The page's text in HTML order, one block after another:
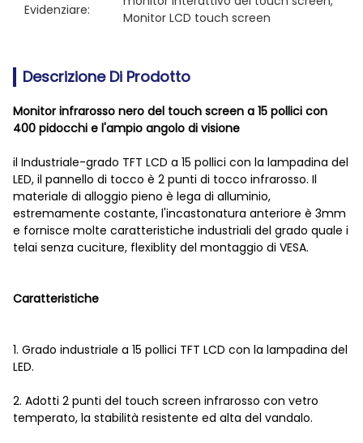
Evidenziare:
Monitor LCD touch screen
Descrizione Di Prodotto
Monitor infrarosso nero del touch screen a 15 pollici con
400 pidocchi e l'ampio angolo di visione
il Industriale-grado TFT LCD a 15 pollici con la lampadina del
LED, il pannello di tocco è 2 punti di tocco infrarosso. Il
materiale di alloggio pieno è lega di alluminio,
estremamente costante, l'incastonatura anteriore è 3mm
e fornisce molte caratteristiche industriali del grado quale i
telai senza cuciture, flexiblity del montaggio di VESA.
Caratteristiche
1. Grado industriale a 15 pollici TFT LCD con la lampadina del
LED.
2. Adotti 2 punti del touch screen infrarosso con vetro
temperato, la stabilità resistente ed alta del vandalo.